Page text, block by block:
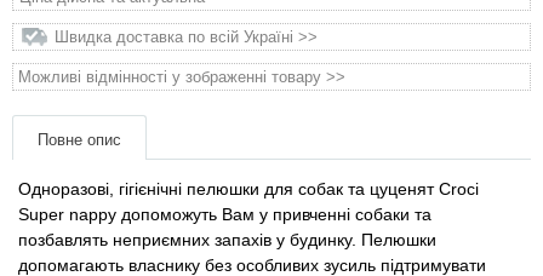
Швидка доставка по всій Україні >>
Можливі відмінності у зображенні товару >>
Повне опис
Одноразові, гігієнічні пелюшки для собак та цуценят Croci
Super nappy допоможуть Вам у привченні собаки та
позбавлять неприємних запахів у будинку. Пелюшки
допомагають власнику без особливих зусиль підтримувати
Товари для голубів
Товари для гризунів
Товари для коней
Товари для людей
Хозряд - господарчі товари оптом